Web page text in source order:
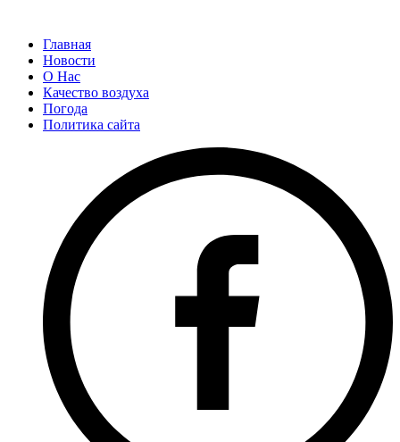
Главная
Новости
О Нас
Качество воздуха
Погода
Политика сайта